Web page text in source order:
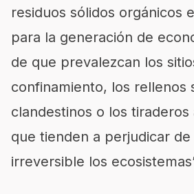
residuos sólidos orgánicos
para la generación de
de que prevalezcan los
confinamiento, los rellenos
clandestinos o los
que tienden a perjudicar de
irreversible los